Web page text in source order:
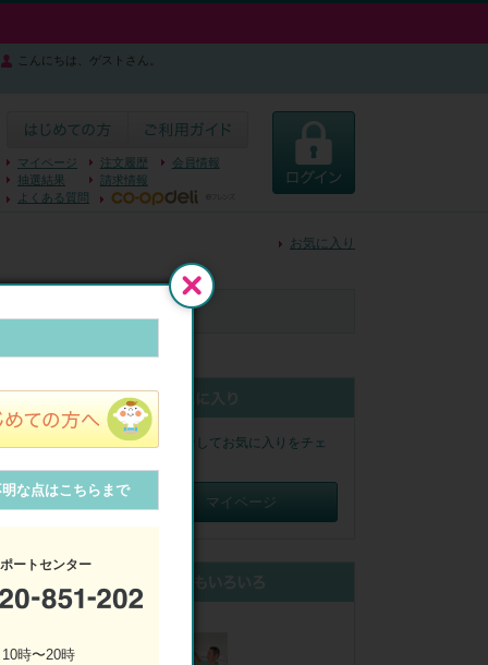
こんにちは、ゲストさん。
マイページ 注文履歴
会員情報
抽選結果
請求情報
よくある質問
お気に入り
ださい。
ます
引!】
に値引させ
ログインしてお気に入りをチェ
マイページ
な点はこちらまで
ートセンター
時〜20時